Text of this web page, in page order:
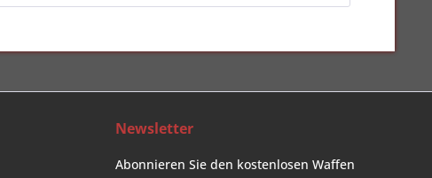
Newsletter
Abonnieren Sie den kostenlosen Waffen